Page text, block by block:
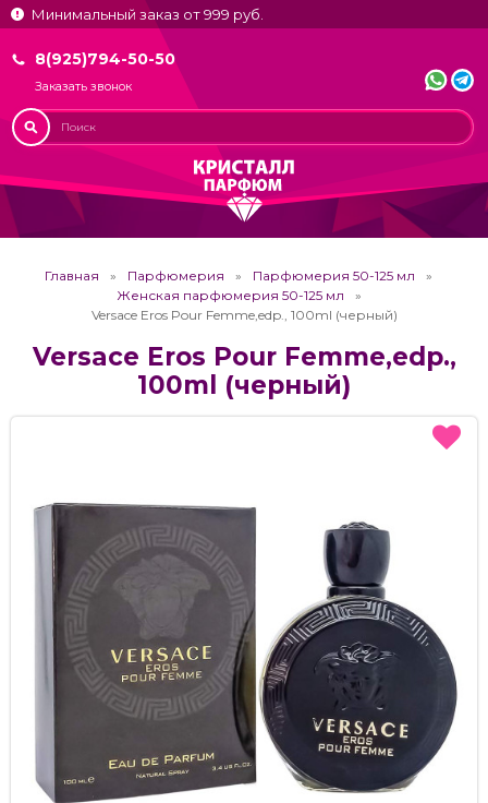
Минимальный заказ от 999 руб.
8(925)794-50-50
Заказать звонок
Главная Парфюмерия
Парфюмерия 50-125 мл
Женская парфюмерия 50-125 мл
Versace Eros Pour Femme,edp., 100ml (черный)
Versace Eros Pour Femme,edp.,
100ml (черный)